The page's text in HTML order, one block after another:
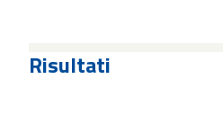
Risultati